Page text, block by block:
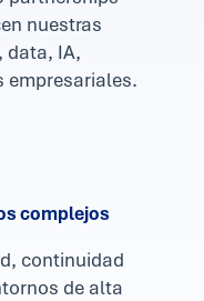
nuestras
data, IA,
empresariales.
complejos
continuidad
de alta